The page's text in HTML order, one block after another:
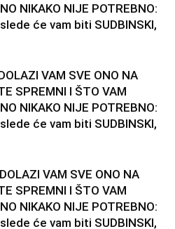
NIKAKO NIJE POTREBNO:
će vam biti SUDBINSKI,
VAM SVE ONO NA
SPREMNI I ŠTO VAM
NIKAKO NIJE POTREBNO:
će vam biti SUDBINSKI,
VAM SVE ONO NA
SPREMNI I ŠTO VAM
NIKAKO NIJE POTREBNO:
će vam biti SUDBINSKI,